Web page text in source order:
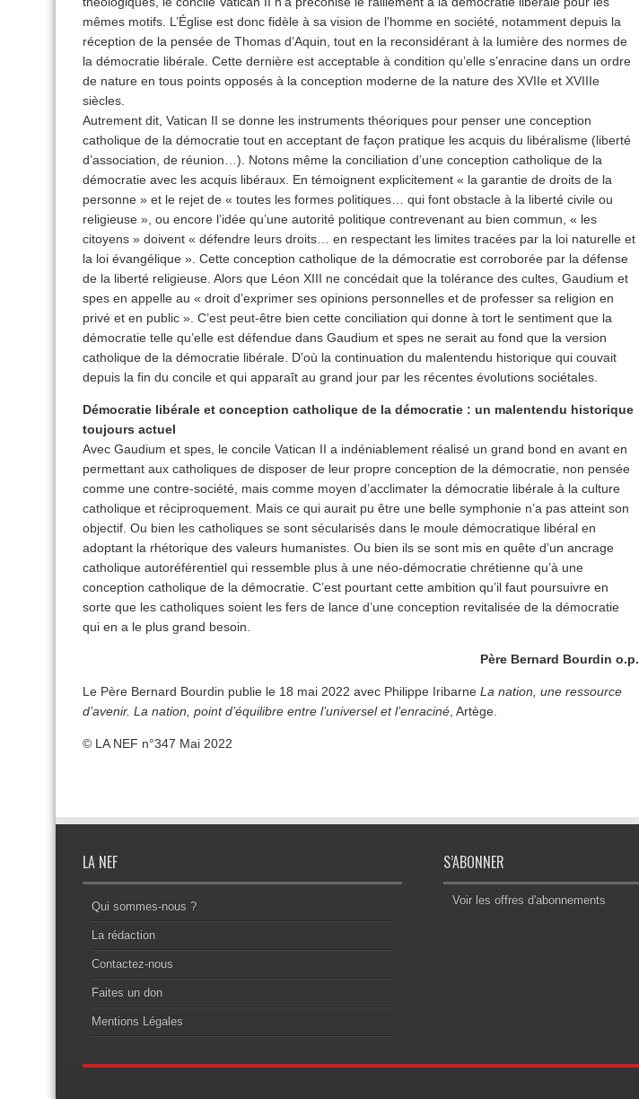
mêmes motifs. L’Église est donc fidèle à sa vision de l’homme en société, notamment depuis la
réception de la pensée de Thomas d’Aquin, tout en la reconsidérant à la lumière des normes de
la démocratie libérale. Cette dernière est acceptable à condition qu’elle s’enracine dans un ordre
de nature en tous points opposés à la conception moderne de la nature des XVIIe et XVIIIe
siècles.
Autrement dit, Vatican II se donne les instruments théoriques pour penser une conception
catholique de la démocratie tout en acceptant de façon pratique les acquis du libéralisme (liberté
d’association, de réunion…). Notons même la conciliation d’une conception catholique de la
démocratie avec les acquis libéraux. En témoignent explicitement « la garantie de droits de la
personne » et le rejet de « toutes les formes politiques… qui font obstacle à la liberté civile ou
religieuse », ou encore l’idée qu’une autorité politique contrevenant au bien commun, « les
citoyens » doivent « défendre leurs droits… en respectant les limites tracées par la loi naturelle et
la loi évangélique ». Cette conception catholique de la démocratie est corroborée par la défense
de la liberté religieuse. Alors que Léon XIII ne concédait que la tolérance des cultes, Gaudium et
spes en appelle au « droit d’exprimer ses opinions personnelles et de professer sa religion en
privé et en public ». C’est peut-être bien cette conciliation qui donne à tort le sentiment que la
démocratie telle qu’elle est défendue dans Gaudium et spes ne serait au fond que la version
catholique de la démocratie libérale. D’où la continuation du malentendu historique qui couvait
depuis la fin du concile et qui apparaît au grand jour par les récentes évolutions sociétales.
Démocratie libérale et conception catholique de la démocratie : un malentendu historique
toujours actuel
Avec Gaudium et spes, le concile Vatican II a indéniablement réalisé un grand bond en avant en
permettant aux catholiques de disposer de leur propre conception de la démocratie, non pensée
comme une contre-société, mais comme moyen d’acclimater la démocratie libérale à la culture
catholique et réciproquement. Mais ce qui aurait pu être une belle symphonie n’a pas atteint son
objectif. Ou bien les catholiques se sont sécularisés dans le moule démocratique libéral en
adoptant la rhétorique des valeurs humanistes. Ou bien ils se sont mis en quête d’un ancrage
catholique autoréférentiel qui ressemble plus à une néo-démocratie chrétienne qu’à une
conception catholique de la démocratie. C’est pourtant cette ambition qu’il faut poursuivre en
sorte que les catholiques soient les fers de lance d’une conception revitalisée de la démocratie
qui en a le plus grand besoin.
Père Bernard Bourdin o.p.
Le Père Bernard Bourdin publie le 18 mai 2022 avec Philippe Iribarne La nation, une ressource
d’avenir. La nation, point d’équilibre entre l’universel et l’enraciné , Artège.
© LA NEF n°347 Mai 2022
LA NEF
Qui sommes-nous ?
La rédaction
Contactez-nous
Faites un don
Mentions Légales
S’ABONNER
Voir les offres d'abonnements